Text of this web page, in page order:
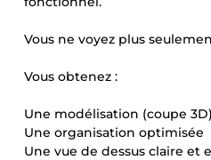
Vous ne voyez plus
Vous obtenez :
Une modélisation (coupe
Une organisation optimisée
Une vue de dessus claire et